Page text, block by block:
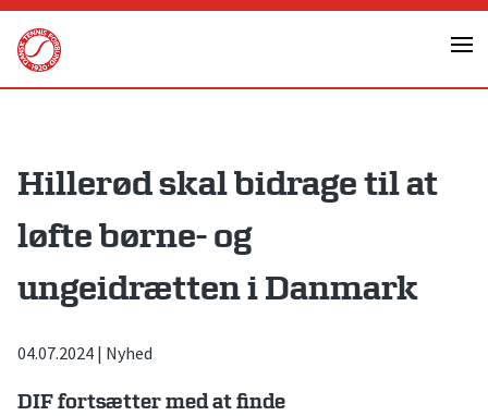
Skip
content
Hillerød skal bidrage til at
løfte børne- og
ungeidrætten i Danmark
04.07.2024 | Nyhed
DIF fortsætter med at finde